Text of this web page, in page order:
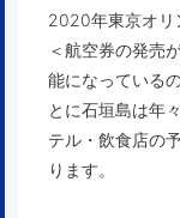
2020年東京オリ
＜航空券の発売
能になっている
とに石垣島は年
テル・飲食店の
ります。